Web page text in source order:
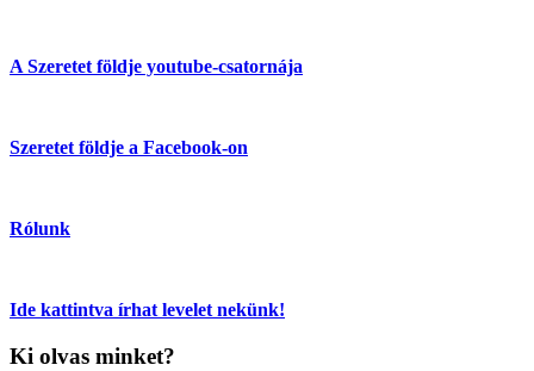
A Szeretet földje youtube-csatornája
Szeretet földje a Facebook-on
Rólunk
Ide kattintva írhat levelet nekünk!
Ki olvas minket?